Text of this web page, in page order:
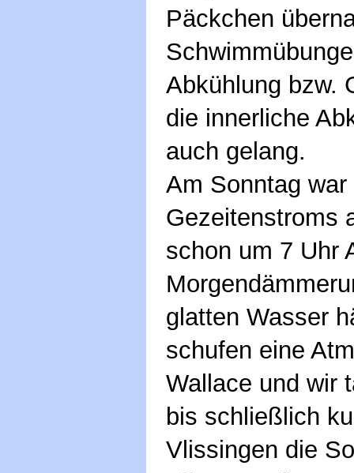
Päckchen
Abkühlung bzw.
die innerliche
auch gelang.
Am Sonntag
Gezeitenstroms
schon um 7 Uhr
glatten Wasser
schufen eine
Wallace und wir
bis schließlich
Vlissingen die